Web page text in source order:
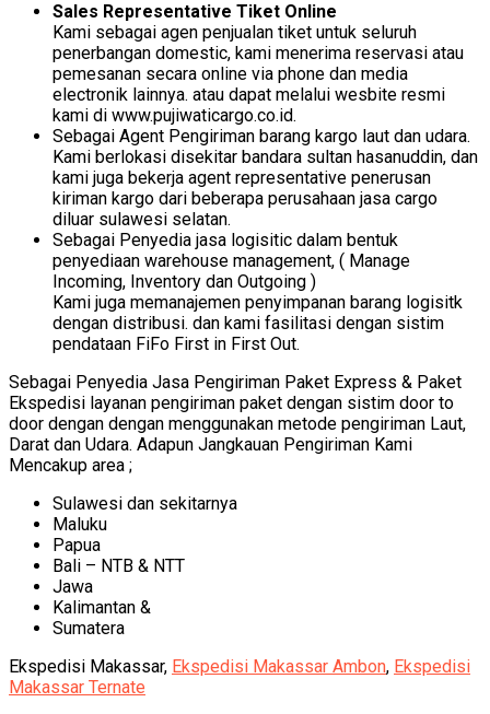
Sales Representative Tiket Online
Kami sebagai agen penjualan tiket untuk seluruh
penerbangan domestic, kami menerima reservasi atau
pemesanan secara online via phone dan media
electronik lainnya. atau dapat melalui wesbite resmi
kami di www.pujiwaticargo.co.id.
Sebagai Agent Pengiriman barang kargo laut dan udara.
Kami berlokasi disekitar bandara sultan hasanuddin, dan
kami juga bekerja agent representative penerusan
kiriman kargo dari beberapa perusahaan jasa cargo
diluar sulawesi selatan.
Sebagai Penyedia jasa logisitic dalam bentuk
penyediaan warehouse management, ( Manage
Incoming, Inventory dan Outgoing )
Kami juga memanajemen penyimpanan barang logisitk
dengan distribusi. dan kami fasilitasi dengan sistim
pendataan FiFo First in First Out.
Sebagai Penyedia Jasa Pengiriman Paket Express & Paket
Ekspedisi layanan pengiriman paket dengan sistim door to
door dengan dengan menggunakan metode pengiriman Laut,
Darat dan Udara. Adapun Jangkauan Pengiriman Kami
Mencakup area ;
Sulawesi dan sekitarnya
Maluku
Papua
Bali – NTB & NTT
Jawa
Kalimantan &
Sumatera
Ekspedisi Makassar, Ekspedisi Makassar Ambon, Ekspedisi
Makassar Ternate